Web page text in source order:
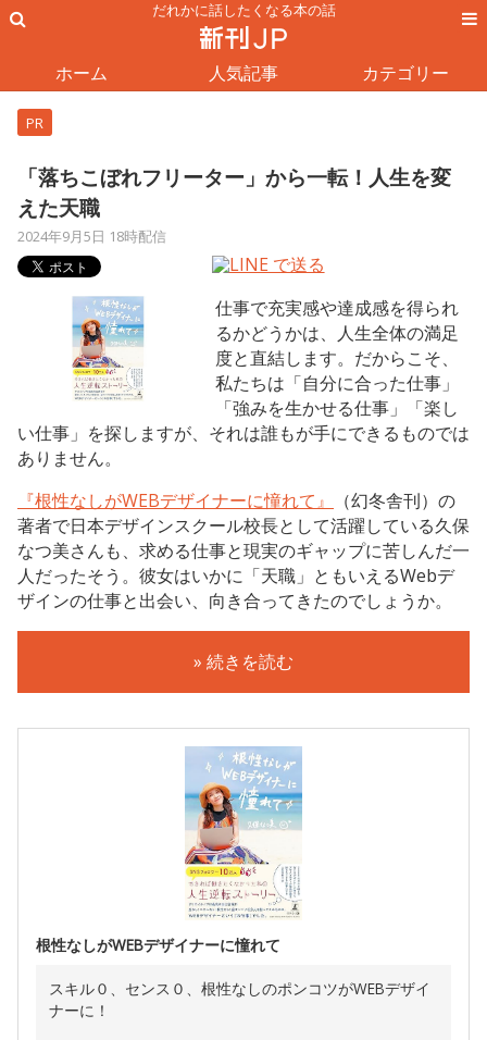
だれかに話したくなる本の話
ホーム 人気記事 カテゴリー
PR
「落ちこぼれフリーター」から一転！人生を変
えた天職
2024年9月5日 18時配信
仕事で充実感や達成感を得られ
るかどうかは、人生全体の満足
度と直結します。だからこそ、
私たちは「自分に合った仕事」
「強みを生かせる仕事」「楽し
い仕事」を探しますが、それは誰もが手にできるものでは
ありません。
『根性なしがWEBデザイナーに憧れて』
（幻冬舎刊）の
著者で日本デザインスクール校長として活躍している久保
なつ美さんも、求める仕事と現実のギャップに苦しんだ一
人だったそう。彼女はいかに「天職」ともいえるWebデ
ザインの仕事と出会い、向き合ってきたのでしょうか。
» 続きを読む
根性なしがWEBデザイナーに憧れて
スキル０、センス０、根性なしのポンコツがWEBデザイ
ナーに！